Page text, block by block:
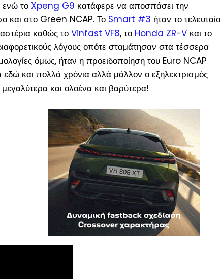
ενώ το Xpeng G9 κατάφερε να αποσπάσει την
και στο Green NCAP. Το Smart #3 ήταν το τελευταίο
καθώς το Vinfast VF8, το Honda ZR-Vκαι το
λόγους οπότε σταμάτησαν στα τέσσερα
όμως, ήταν η προειδοποίηση του Euro NCAP
και πολλά χρόνια αλλά μάλλον ο εξηλεκτρισμός
μεγαλύτερα και ολοένα και βαρύτερα!